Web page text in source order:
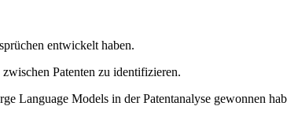
entwickelt haben.
Patenten zu identifizieren.
Language Models in der Patentanalyse gewonnen